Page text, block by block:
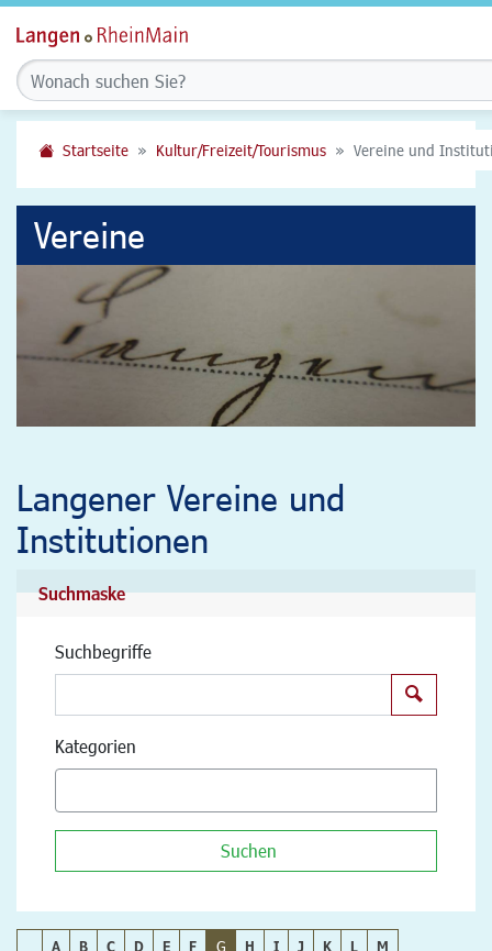
Startseite Kultur/Freizeit/Tourismus Vereine und
Vereine
Langener Vereine und
Institutionen
Suchmaske
Suchbegriffe
Kategorien
Suchen
A B C D E F G H I J K L
M